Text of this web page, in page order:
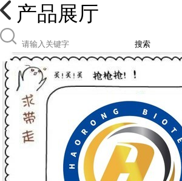
产品展厅
搜索